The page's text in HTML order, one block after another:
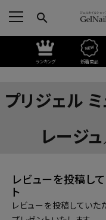
search
ランキング 新着商品
プリジェル
レージ
レビューを投稿し
ト
レビューを投稿していた